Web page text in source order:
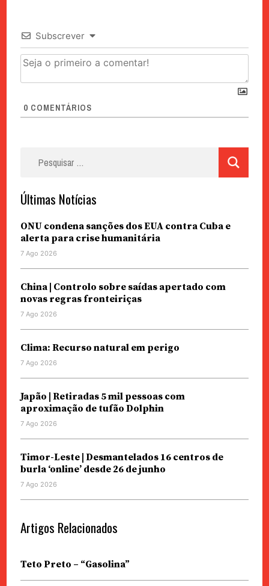
Subscrever
0 COMENTÁRIOS
Últimas Notícias
ONU condena sanções dos EUA contra Cuba e
alerta para crise humanitária
7 Ago 2026
China | Controlo sobre saídas apertado com
novas regras fronteiriças
7 Ago 2026
Clima: Recurso natural em perigo
7 Ago 2026
Japão | Retiradas 5 mil pessoas com
aproximação de tufão Dolphin
7 Ago 2026
Timor-Leste | Desmantelados 16 centros de
burla ‘online’ desde 26 de junho
7 Ago 2026
Artigos Relacionados
Teto Preto – “Gasolina”